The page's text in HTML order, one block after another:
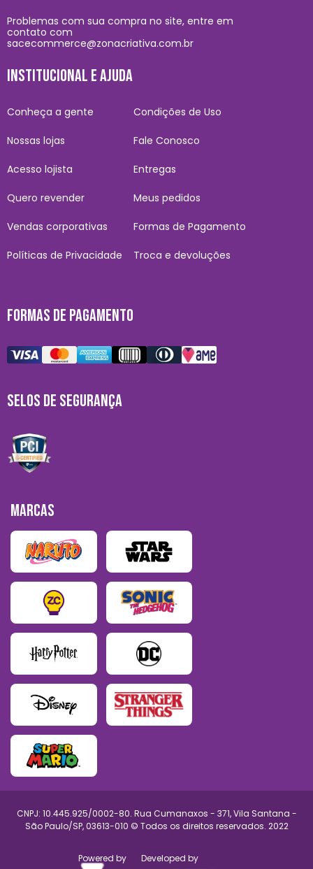
Problemas com sua compra no site, entre em
contato com
sacecommerce@zonacriativa.com.br
INSTITUCIONAL E AJUDA
Conheça a gente
Nossas lojas
Acesso lojista
Quero revender
Vendas corporativas
Políticas de Privacidade
Condições de Uso
Fale Conosco
Entregas
Meus pedidos
Formas de Pagamento
Troca e devoluções
FORMAS DE PAGAMENTO
SELOS DE SEGURANÇA
MARCAS
CNPJ: 10.445.925/0002-80. Rua Cumanaxos - 371, Vila Santana -
São Paulo/SP, 03613-010 © Todos os direitos reservados. 2022
Powered by Developed by